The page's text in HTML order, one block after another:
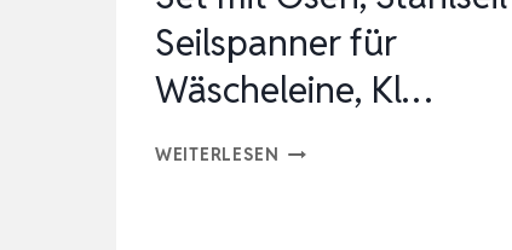
Seilspanner für
Wäscheleine, Kl…
WEITERLESEN DRAHTSEIL